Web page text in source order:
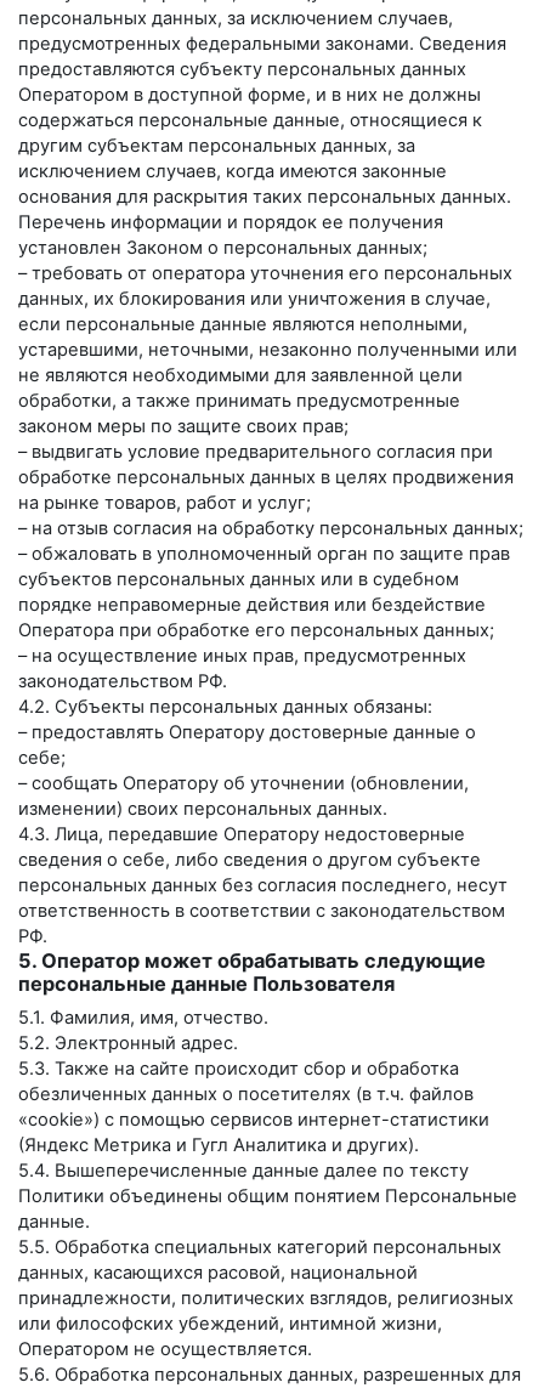
персональных данных, за исключением случаев,
предусмотренных федеральными законами. Сведения
предоставляются субъекту персональных данных
Оператором в доступной форме, и в них не должны
содержаться персональные данные, относящиеся к
другим субъектам персональных данных, за
исключением случаев, когда имеются законные
основания для раскрытия таких персональных данных.
Перечень информации и порядок ее получения
установлен Законом о персональных данных;
– требовать от оператора уточнения его персональных
данных, их блокирования или уничтожения в случае,
если персональные данные являются неполными,
устаревшими, неточными, незаконно полученными или
не являются необходимыми для заявленной цели
обработки, а также принимать предусмотренные
законом меры по защите своих прав;
– выдвигать условие предварительного согласия при
обработке персональных данных в целях продвижения
на рынке товаров, работ и услуг;
– на отзыв согласия на обработку персональных данных;
– обжаловать в уполномоченный орган по защите прав
субъектов персональных данных или в судебном
порядке неправомерные действия или бездействие
Оператора при обработке его персональных данных;
– на осуществление иных прав, предусмотренных
законодательством РФ.
4.2. Субъекты персональных данных обязаны:
– предоставлять Оператору достоверные данные о
себе;
– сообщать Оператору об уточнении (обновлении,
изменении) своих персональных данных.
4.3. Лица, передавшие Оператору недостоверные
сведения о себе, либо сведения о другом субъекте
персональных данных без согласия последнего, несут
ответственность в соответствии с законодательством
РФ.
5. Оператор может обрабатывать следующие
персональные данные Пользователя
5.1. Фамилия, имя, отчество.
5.2. Электронный адрес.
5.3. Также на сайте происходит сбор и обработка
обезличенных данных о посетителях (в т.ч. файлов
«cookie») с помощью сервисов интернет-статистики
(Яндекс Метрика и Гугл Аналитика и других).
5.4. Вышеперечисленные данные далее по тексту
Политики объединены общим понятием Персональные
данные.
5.5. Обработка специальных категорий персональных
данных, касающихся расовой, национальной
принадлежности, политических взглядов, религиозных
или философских убеждений, интимной жизни,
Оператором не осуществляется.
5.6. Обработка персональных данных, разрешенных для